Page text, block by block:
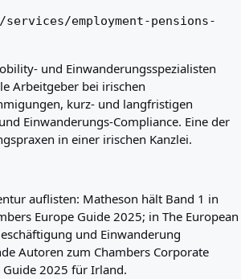
services/employment-pensions-
und Einwanderungsspezialisten
Arbeitgeber bei irischen
kurz- und langfristigen
Einwanderungs-Compliance. Eine der
in einer irischen Kanzlei.
auflisten: Matheson hält Band 1 in
Europe Guide 2025; in The European
und Einwanderung
Autoren zum Chambers Corporate
2025 für Irland.